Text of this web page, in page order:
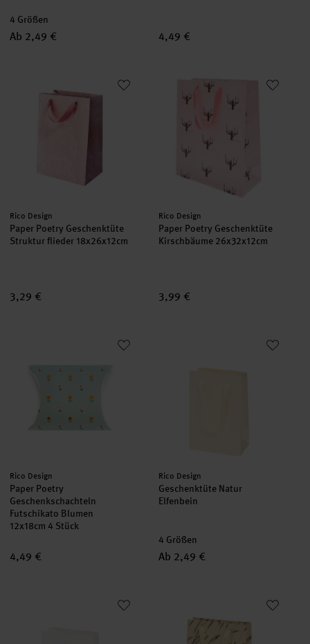
4 Größen
Ab 2,49 € 4,49 €
Paper Poetry Geschenktüte Struktur flieder 18x26x12cm
Hersteller:
Rico Design
Paper Poetry Geschenktüte
Struktur flieder 18x26x12cm
3,29 €
Paper Poetry Geschenktüte
Hersteller:
Rico Design
Paper Poetry Geschenktüte
Kirschbäume 26x32x12cm
3,99 €
Paper Poetry Geschenkschachteln Futschikato Blumen
Hersteller:
Rico Design
Paper Poetry
Geschenkschachteln
Futschikato Blumen
12x18cm 4 Stück
4,49 €
Geschenktüte Natur Elfenbein
Hersteller:
Rico Design
Geschenktüte Natur
Elfenbein
4 Größen
Ab 2,49 €
Geschenktüte Natur Weiß Geschenktüte Natur Gräser